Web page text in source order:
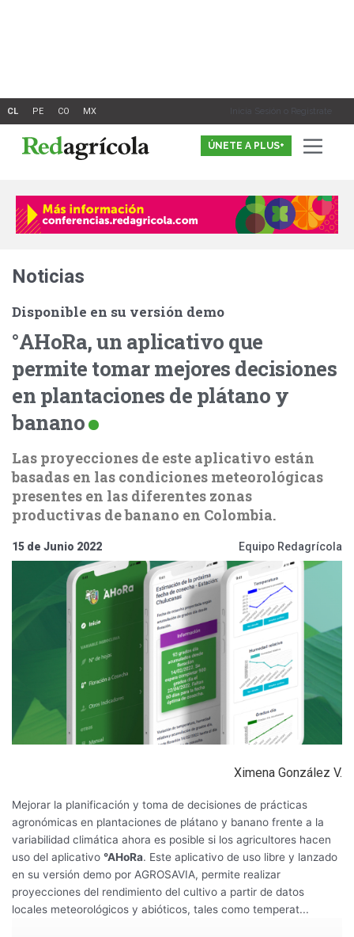
Inicia Sesión o Registrate
ÚNETE A PLUS+
Noticias
Disponible en su versión demo
°AHoRa, un aplicativo que
permite tomar mejores decisiones
en plantaciones de plátano y
banano
Las proyecciones de este aplicativo están
basadas en las condiciones meteorológicas
presentes en las diferentes zonas
productivas de banano en Colombia.
15 de Junio 2022 Equipo Redagrícola
Ximena González V.
Mejorar la planificación y toma de decisiones de prácticas
agronómicas en plantaciones de plátano y banano frente a la
variabilidad climática ahora es posible si los agricultores hacen
uso del aplicativo °AHoRa. Este aplicativo de uso libre y lanzado
en su versión demo por AGROSAVIA, permite realizar
proyecciones del rendimiento del cultivo a partir de datos
locales meteorológicos y abióticos, tales como temperat...